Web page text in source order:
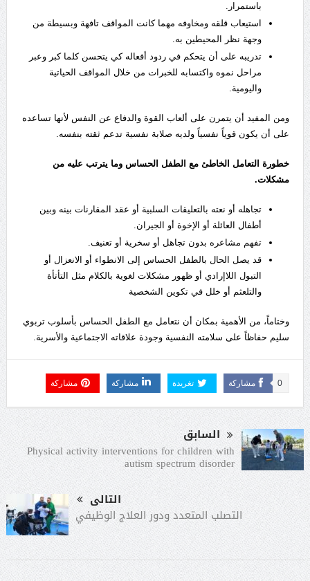
باستمرار.
استيعاب قلقه ومخاوفه مهما كانت المواقف تافهة وبسيطة من
وجهة نظر المحيطين به.
تدريبه على أن يتحكم في ردود أفعاله كي يتحسن كلما كبر وعبر
مراحل نموه واكتسابه للخبرات من خلال المواقف الحياتية
واليومية.
ومن المفيد أن يتمرن على ألعاب القوة والدفاع عن النفس لأنها تساعده
على أن يكون قوياً نفسياً ولديه صلابة نفسية تدعم ثقته بنفسه.
خطورة التعامل الخاطئ مع الطفل الحساس وما يترتب عليه من
مشكلات.
تجاهله أو نعته بالتعليقات السلبية أو عقد المقارنات بينه وبين
أطفال العائلة أو الإخوة أو الجيران.
تفهم مشاعره بدون تجاهل أو سخرية أو تعنيف.
قد يصل الحال بالطفل الحساس إلى الانطواء أو الانعزال أو
التبول اللاإرادي أو ظهور مشكلات لغوية بالكلام مثل التأتأة
والتلعثم أو خلل في تكوين الشخصية
وختاماً، من الأهمية بمكان أن نتعامل مع الطفل الحساس بأسلوب تربوي
سليم حفاظاً على سلامته النفسية وجودة علاقاته الاجتماعية والأسرية.
مشاركة 0 تغريدة مشاركة مشاركة
السابق
Physical activity interventions for children with
autism spectrum disorder
التالى
التصلب المتعدد ودور العلاج الوظيفي